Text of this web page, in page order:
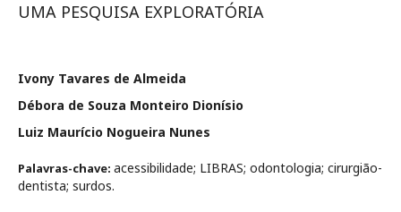
UMA PESQUISA EXPLORATÓRIA
Ivony Tavares de Almeida
Débora de Souza Monteiro Dionísio
Luiz Maurício Nogueira Nunes
Palavras-chave: acessibilidade; LIBRAS; odontologia; cirurgião-
dentista; surdos.